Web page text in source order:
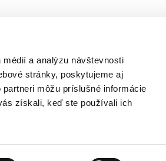
a analýzu návštevnosti
stránky, poskytujeme aj
môžu príslušné informácie
získali, keď ste používali ich